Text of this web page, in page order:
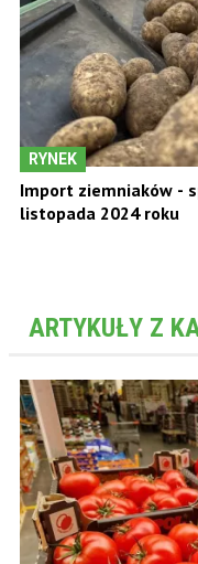
RYNEK
Import ziemniaków -
listopada 2024 roku
ARTYKUŁY Z